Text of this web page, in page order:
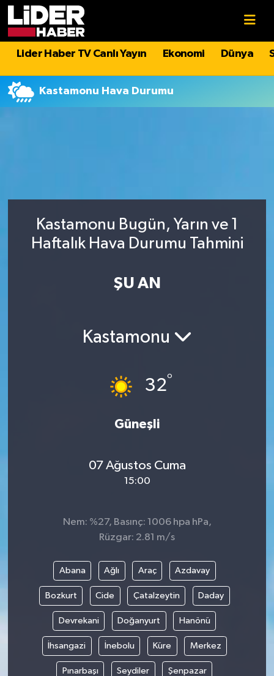
Lider Haber TV Canlı Yayın Ekonomi Dünya
Kastamonu Hava Durumu
Kastamonu Bugün, Yarın ve 1
Haftalık Hava Durumu Tahmini
ŞU AN
Kastamonu
32°
Güneşli
07 Ağustos Cuma
15:00
Nem: %27, Basınç: 1006 hpa hPa,
Rüzgar: 2.81 m/s
Abana Ağlı Araç Azdavay
Bozkurt Cide Çatalzeytin Daday
Devrekani Doğanyurt Hanönü
İhsangazi İnebolu Küre Merkez
Pınarbaşı Seydiler Şenpazar
Politika
Asayiş
Spor
Hava Durumu
İstanbul Namaz Vakitleri
Tüm Manşetler